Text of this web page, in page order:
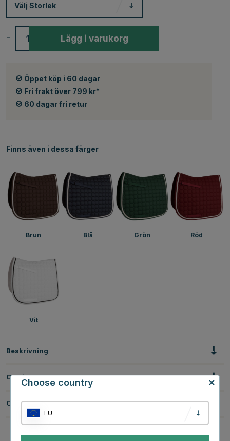
Välj Storlek
- Lägg i varukorg
Öppet köp i 60 dagar
Fri frakt över 799 kr*
60 dagar fri retur
Finns även i dessa färger
Brun Blå Grön Röd
Vit
Beskrivning
Om tillverkaren
Omdömen
Choose country
EU